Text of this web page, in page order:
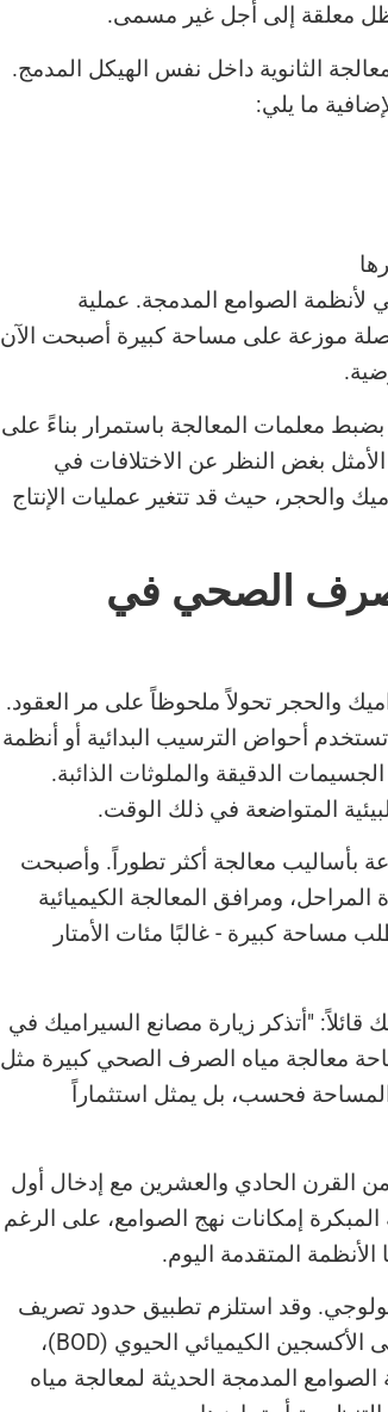
تظل معلقة إلى أجل غير مسمى.
الثانوية داخل نفس الهيكل المدمج.
ما يلي:
لأنظمة الصوامع المدمجة. عملية
موزعة على مساحة كبيرة أصبحت الآن
معلمات المعالجة باستمرار بناءً على
بغض النظر عن الاختلافات في
حيث قد تتغير عمليات الإنتاج
الصرف الصحي في
والحجر تحولاً ملحوظاً على مر العقود.
أحواض الترسيب البدائية أو أنظمة
الدقيقة والملوثات الذائبة.
المتواضعة في ذلك الوقت.
بأساليب معالجة أكثر تطوراً. وأصبحت
ومرافق المعالجة الكيميائية
مساحة كبيرة - غالبًا مئات الأمتار
"أتذكر زيارة مصانع السيراميك في
معالجة مياه الصرف الصحي كبيرة مثل
فحسب، بل يمثل استثماراً
القرن الحادي والعشرين مع إدخال أول
إمكانات نهج الصوامع، على الرغم
الأنظمة المتقدمة اليوم.
وقد استلزم تطبيق حدود تصريف
أكثر صرامة لإجمالي المواد الصلبة العالقة (TSS)، والطلب على الأكسجين الكيميائي الحيوي (BOD)،
المدمجة الحديثة لمعالجة مياه